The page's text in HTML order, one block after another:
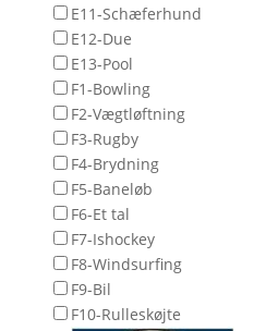
E11-Schæferhund
E12-Due
E13-Pool
F1-Bowling
F2-Vægtløftning
F3-Rugby
F4-Brydning
F5-Baneløb
F6-Et tal
F7-Ishockey
F8-Windsurfing
F9-Bil
F10-Rulleskøjte